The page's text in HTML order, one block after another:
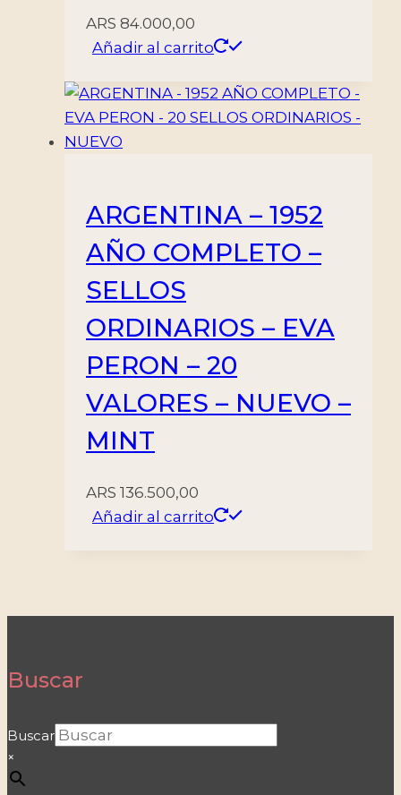
ARS 84.000,00
Añadir al carrito
ARGENTINA – 1952
AÑO COMPLETO –
SELLOS
ORDINARIOS – EVA
PERON – 20
VALORES – NUEVO –
MINT
ARS 136.500,00
Añadir al carrito
Buscar
Buscar
×